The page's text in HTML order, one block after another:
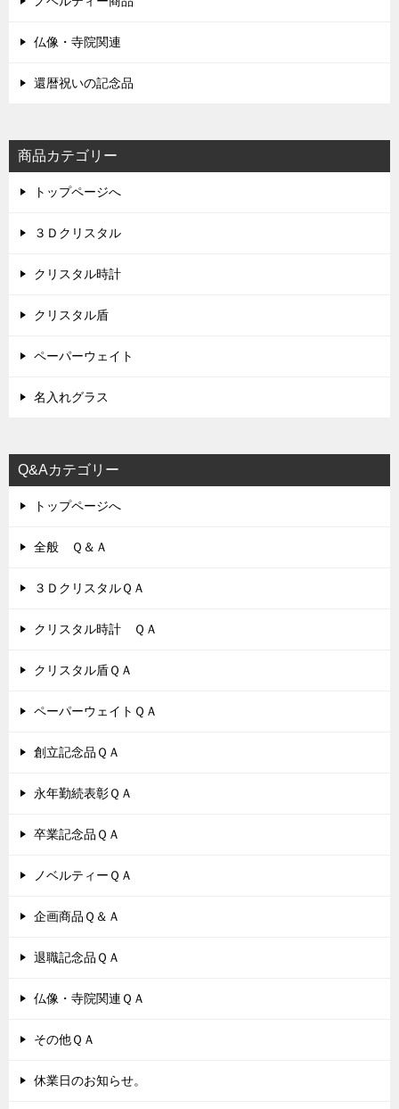
仏像・寺院関連
還暦祝いの記念品
商品カテゴリー
トップページへ
３Ｄクリスタル
クリスタル時計
クリスタル盾
ペーパーウェイト
名入れグラス
Q&Aカテゴリー
トップページへ
全般 Ｑ＆Ａ
３ＤクリスタルＱＡ
クリスタル時計 ＱＡ
クリスタル盾ＱＡ
ペーパーウェイトＱＡ
創立記念品ＱＡ
永年勤続表彰ＱＡ
卒業記念品ＱＡ
ノベルティーＱＡ
企画商品Ｑ＆Ａ
退職記念品ＱＡ
仏像・寺院関連ＱＡ
その他ＱＡ
休業日のお知らせ。